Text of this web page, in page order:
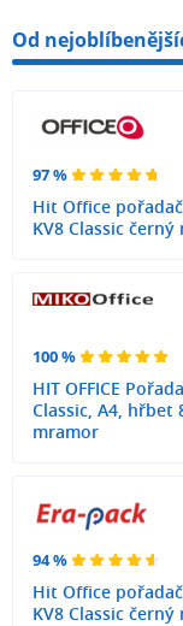
Od
97 %
Hit Office
KV8 Classic
100 %
HIT OFFICE
Classic, A4, hřbet
mramor
94 %
Hit Office
KV8 Classic